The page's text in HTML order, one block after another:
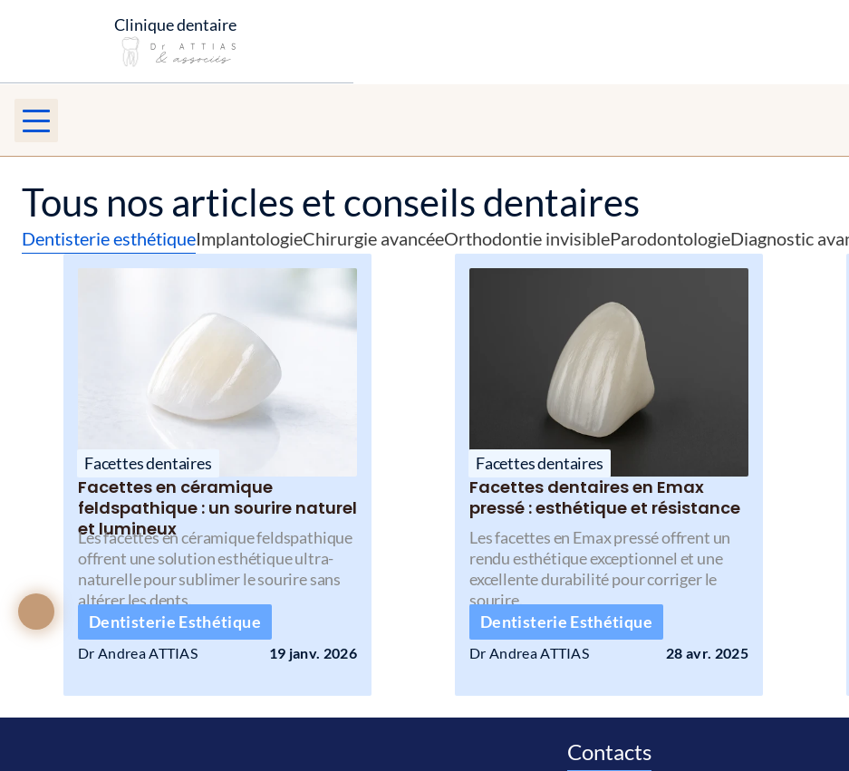
Tous nos articles et conseils dentaires
Dentisterie esthétiqueImplantologieChirurgie avancéeOrthodontie invisibleParodontologieDiagnostic
Facettes en céramique
feldspathique : un sourire naturel
et lumineux
Facettes dentaires
Les facettes en céramique feldspathique
offrent une solution esthétique ultra-
naturelle pour sublimer le sourire sans
altérer les dents.
Dentisterie Esthétique
Dr Andrea ATTIAS 19 janv. 2026
Facettes dentaires en Emax
pressé : esthétique et résistance
Facettes dentaires
Les facettes en Emax pressé offrent un
rendu esthétique exceptionnel et une
excellente durabilité pour corriger le
sourire.
Dentisterie Esthétique
Dr Andrea ATTIAS 28 avr. 2025
Contacts
Clinique dentaire